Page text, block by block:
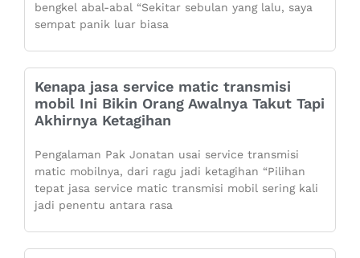
bengkel abal-abal “Sekitar sebulan yang lalu, saya
sempat panik luar biasa
Kenapa jasa service matic transmisi
mobil Ini Bikin Orang Awalnya Takut Tapi
Akhirnya Ketagihan
Pengalaman Pak Jonatan usai service transmisi
matic mobilnya, dari ragu jadi ketagihan “Pilihan
tepat jasa service matic transmisi mobil sering kali
jadi penentu antara rasa